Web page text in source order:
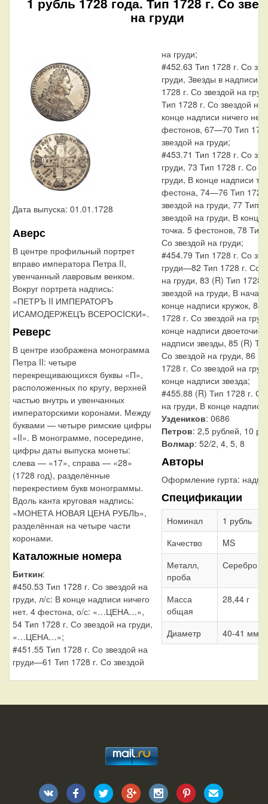
на груди
Дата выпуска: 01.01.1728
Аверс
В центре профильный портрет
вправо императора Петра II,
увенчанный лавровым венком.
Вокруг портрета надпись:
«ПЕТРЪ II ИМПЕРАТОРЪ
ИСАМОДЕРЖЕЦЪ ВСЕРОСIСКИ».
Реверс
В центре изображена монограмма
Петра II: четыре
перекрещивающихся буквы «П»,
расположенных по кругу, верхней
частью внутрь и увенчанных
императорскими коронами. Между
буквами — четыре римские цифры
«II». В монограмме, посередине,
цифры даты выпуска монеты:
слева — «17», справа — «28»
(1728 год), разделённые
перекрестием букв монограммы.
Вдоль канта круговая надпись:
«МОНЕТА НОВАЯ ЦЕНА РУБЛЬ»,
разделённая на четыре части
коронами.
Каталожные номера
Биткин:
#450.53 Тип 1728 г. Со звездой на
груди, л/с: В конце надписи ничего
нет. 4 фестона, о/с: «…ЦЕНА…»,
54 Тип 1728 г. Со звездой на груди,
«…ЦЕНА…»;
#451.55 Тип 1728 г. Со звездой на
груди—61 Тип 1728 г. Со звездой
на груди;
#452.63 Тип 1728 г. Со
груди, Звезды в надписи,
1728 г. Со звездой на
Тип 1728 г. Со звездой на
конце надписи ничего
фестонов, 67—70 Тип
звездой на груди;
#453.71 Тип 1728 г. Со
груди, 73 Тип 1728 г. Со
груди, В конце надписи
фестона, 74—76 Тип 1728
звездой на груди, 77 Тип
звездой на груди, В конце
точка. 5 фестонов, 78 Тип
Со звездой на груди;
#454.79 Тип 1728 г. Со
груди—82 Тип 1728 г. Со
на груди, 83 (R) Тип 1728
звездой на груди, В
конце надписи кружок, 84
1728 г. Со звездой на
конце надписи
надписи звезды, 85 (R)
Со звездой на груди, 86
1728 г. Со звездой на
конце надписи звезда;
#455.88 (R) Тип 1728 г. Со
на груди, В конце надписи
Уздеников: 0686
Петров: 2,5 рублей, 10
Волмар: 52/2, 4, 5, 8
Авторы
Оформление гурта:
Спецификации
Номинал
1 рубль
Качество
MS
Металл,
проба
Серебро
Масса
общая
28,44 г
Диаметр 40-41 мм